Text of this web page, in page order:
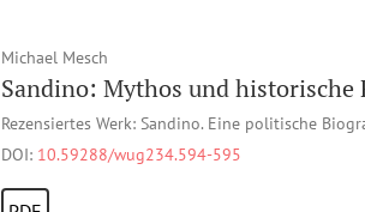
Michael Mesch
Sandino: Mythos und historische
Rezensiertes Werk: Sandino. Eine politische
DOI: 10.59288/wug234.594-595